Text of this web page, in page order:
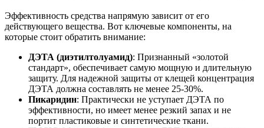
Эффективность средства напрямую зависит от его
действующего вещества. Вот ключевые компоненты, на
которые стоит обратить внимание:
ДЭТА (диэтилтолуамид): Признанный «золотой
стандарт», обеспечивает самую мощную и длительную
защиту. Для надежной защиты от клещей концентрация
ДЭТА должна составлять не менее 25-30%.
Пикаридин: Практически не уступает ДЭТА по
эффективности, но имеет менее резкий запах и не
портит пластиковые и синтетические ткани.